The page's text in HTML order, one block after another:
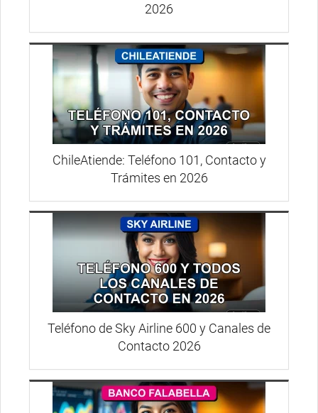
2026
ChileAtiende: Teléfono 101, Contacto y
Trámites en 2026
Teléfono de Sky Airline 600 y Canales de
Contacto 2026